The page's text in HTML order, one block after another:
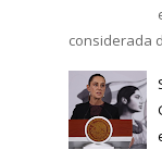
considerada